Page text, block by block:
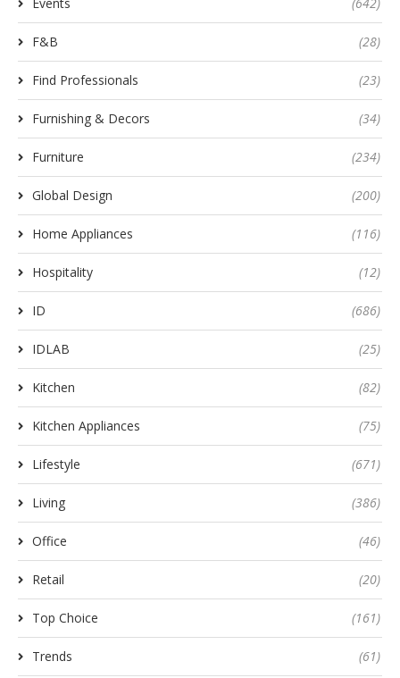
F&B (28)
Find Professionals (23)
Furnishing & Decors (34)
Furniture (234)
Global Design (200)
Home Appliances (116)
Hospitality (12)
ID (686)
IDLAB (25)
Kitchen (82)
Kitchen Appliances (75)
Lifestyle (671)
Living (386)
Office (46)
Retail (20)
Top Choice (161)
Trends (61)